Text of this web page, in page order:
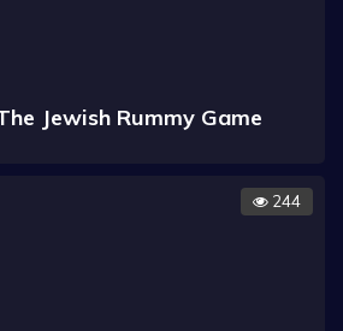
Jewish Rummy Game
244